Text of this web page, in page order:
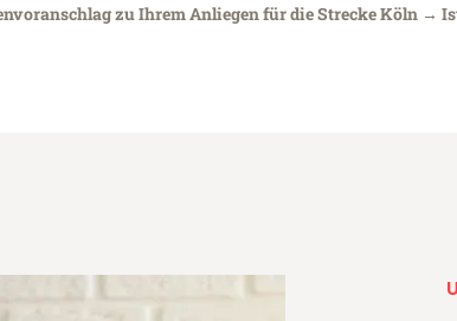
zu Ihrem Anliegen für die Strecke Köln →